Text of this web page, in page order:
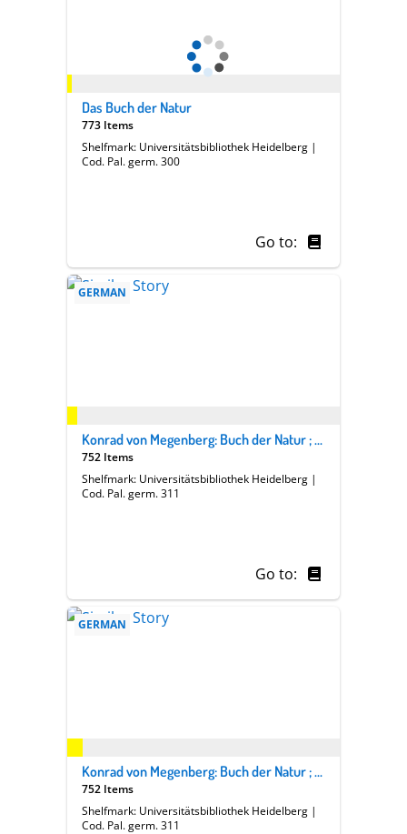
Das Buch der Natur
773 Items
Shelfmark: Universitätsbibliothek Heidelberg |
Cod. Pal. germ. 300
Go to:
GERMAN
Konrad von Megenberg: Buch der Natur ; Johannes Hartlieb: Kräuterbuch
752 Items
Shelfmark: Universitätsbibliothek Heidelberg |
Cod. Pal. germ. 311
Go to:
GERMAN
Konrad von Megenberg: Buch der Natur ; Johannes Hartlieb: Kräuterbuch
752 Items
Shelfmark: Universitätsbibliothek Heidelberg |
Cod. Pal. germ. 311